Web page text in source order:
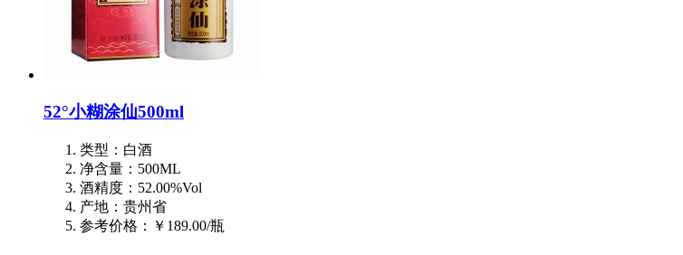
52°小糊涂仙500ml
类型：白酒
净含量：500ML
酒精度：52.00%Vol
产地：贵州省
参考价格：￥189.00/瓶